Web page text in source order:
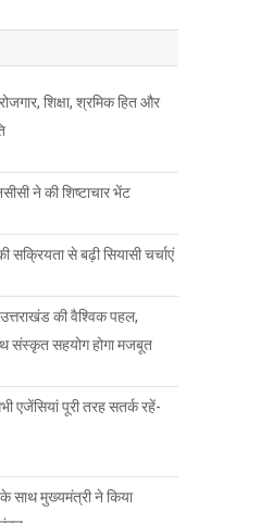
शिक्षा, श्रमिक हित और
ने की शिष्टाचार भेंट
से बढ़ी सियासी चर्चाएं
की वैश्विक पहल,
संस्कृत सहयोग होगा मजबूत
एजेंसियां पूरी तरह सतर्क रहें-
के साथ मुख्यमंत्री ने किया